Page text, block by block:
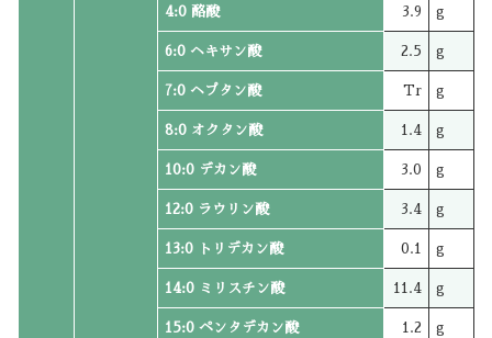
4:0 酪酸 3.9 g
6:0 ヘキサン酸 2.5 g
7:0 ヘプタン酸 Tr g
8:0 オクタン酸 1.4 g
10:0 デカン酸 3.0 g
12:0 ラウリン酸 3.4 g
13:0 トリデカン酸 0.1 g
14:0 ミリスチン酸 11.4 g
15:0 ペンタデカン酸 1.2 g